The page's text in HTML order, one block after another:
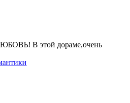
В этой дораме,очень